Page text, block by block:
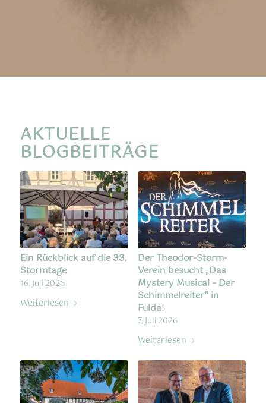
AKTUELLE
BLOGBEITRÄGE
Ein Rückblick auf die 33.
Stormtage
16. Juli 2026
Weiterlesen
Der Theodor-Storm-
Verein besucht „Das
Mystery Musical – Der
Schimmelreiter” in
Fulda!
7. Juli 2026
Weiterlesen